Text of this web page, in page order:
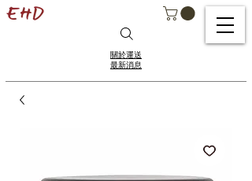
關於運送
最新消息